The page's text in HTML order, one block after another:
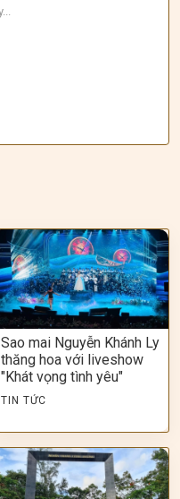
Sao mai Nguyễn Khánh Ly
thăng hoa với liveshow
"Khát vọng tình yêu"
TIN TỨC